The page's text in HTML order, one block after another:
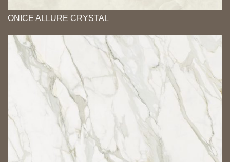
ONICE ALLURE CRYSTAL